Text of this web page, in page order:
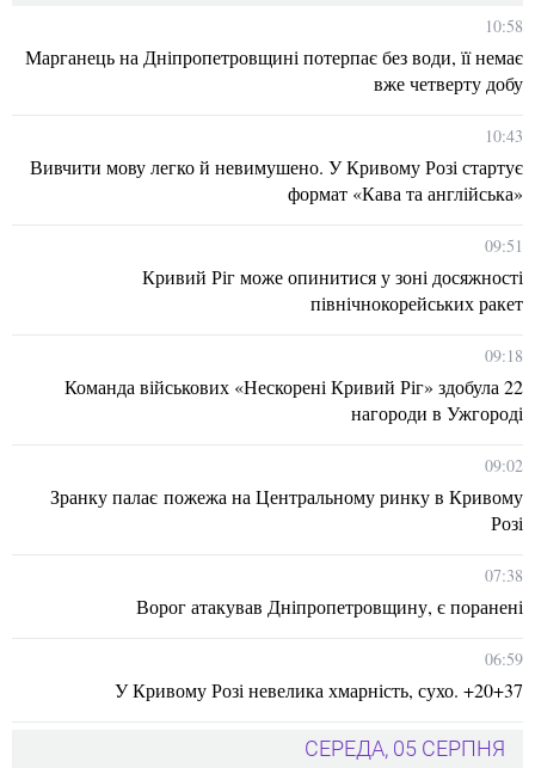
10:58
Марганець на Дніпропетровщині потерпає без води, її немає
вже четверту добу
10:43
Вивчити мову легко й невимушено. У Кривому Розі стартує
формат «Кава та англійська»
09:51
Кривий Ріг може опинитися у зоні досяжності
північнокорейських ракет
09:18
Команда військових «Нескорені Кривий Ріг» здобула 22
нагороди в Ужгороді
09:02
Зранку палає пожежа на Центральному ринку в Кривому
Розі
07:38
Ворог атакував Дніпропетровщину, є поранені
06:59
У Кривому Розі невелика хмарність, сухо. +20+37
СЕРЕДА, 05 СЕРПНЯ